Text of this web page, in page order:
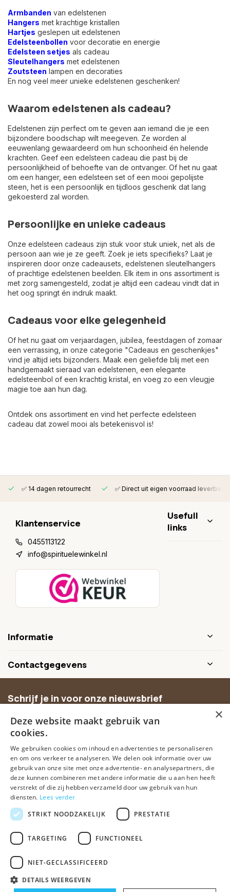
Armbanden van edelstenen
Hangers met krachtige kristallen
Hartjes geslepen uit edelstenen
Edelsteenbollen voor decoratie en energie
Edelsteen setjes als cadeau
Sleutelhangers met edelstenen
Zoutsteen lampen en decoraties
En nog veel meer unieke edelstenen geschenken!
Waarom edelstenen als cadeau?
Edelstenen zijn perfect om te geven aan iemand die je een
bijzondere boodschap wilt meegeven. Ze worden al
eeuwenlang gewaardeerd om hun schoonheid én helende
krachten. Geef een edelsteen cadeau die past bij de
persoonlijkheid of behoefte van de ontvanger. Of het nu gaat
om een hanger, een edelsteen set of een mooi gepolijste
steen, het is een persoonlijk en tijdloos geschenk dat lang
gekoesterd zal worden.
Persoonlijke en unieke cadeaus
Onze edelsteen cadeaus zijn stuk voor stuk uniek, net als de
persoon aan wie je ze geeft. Zoek je iets specifieks? Laat je
inspireren door onze cadeausets, edelstenen sleutelhangers
of prachtige edelstenen beelden. Elk item in ons assortiment is
met zorg samengesteld, zodat je altijd een cadeau vindt dat in
het oog springt én indruk maakt.
Cadeaus voor elke gelegenheid
Of het nu gaat om verjaardagen, jubilea, feestdagen of zomaar
een verrassing, in onze categorie "Cadeaus en geschenkjes"
vind je altijd iets bijzonders. Maak een geliefde blij met een
handgemaakt sieraad van edelstenen, een elegante
edelsteenbol of een krachtig kristal, en voeg zo een vleugje
magie toe aan hun dag.
Ontdek ons assortiment en vind het perfecte edelsteen
cadeau dat zowel mooi als betekenisvol is!
✅ 14 dagen retourrecht ✅ Direct uit eigen voorraad leverbaar
Klantenservice
0455113122
info@spirituelewinkel.nl
Usefull
links
Informatie
Contactgegevens
Schrijf je in voor onze nieuwsbrief
aanbiedingen.
Abonneer
Algemene voorwaarden Disclaimer
© Spirituele winkel • Sinds 2006 • Dé vertrouwde spirituele webshop
×
Deze website maakt gebruik van
cookies.
We gebruiken cookies om inhoud en advertenties te personaliseren
en om ons verkeer te analyseren. We delen ook informatie over uw
gebruik van onze site met onze advertentie- en analysepartners, die
deze kunnen combineren met andere informatie die u aan hen heeft
verstrekt of die zij hebben verzameld door uw gebruik van hun
diensten. Lees verder
STRIKT NOODZAKELIJK
PRESTATIE
TARGETING FUNCTIONEEL
NIET-GECLASSIFICEERD
DETAILS WEERGEVEN